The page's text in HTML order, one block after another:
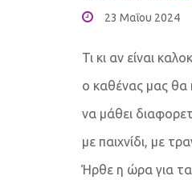
23 Μαΐου 2024
Τι κι αν είναι
ο καθένας μας θα
να μάθει
με παιχνίδι, με
Ήρθε η ώρα για τα